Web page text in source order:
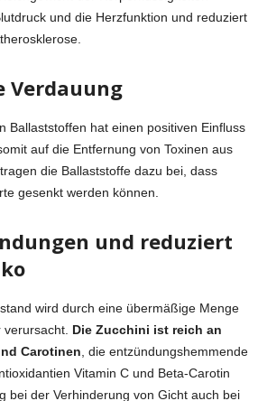
und die Herzfunktion und reduziert
Verdauung
Ballaststoffen hat einen positiven Einfluss
auf die Entfernung von Toxinen aus
die Ballaststoffe dazu bei, dass
gesenkt werden können.
und reduziert
wird durch eine übermäßige Menge
Die Zucchini ist reich an
Carotinen , die entzündungshemmende
Vitamin C und Beta-Carotin
bei der Verhinderung von Gicht auch bei